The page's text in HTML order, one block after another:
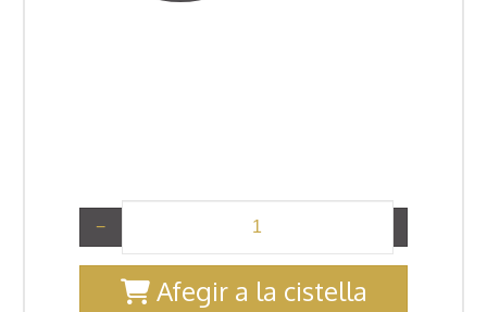
−
Afegir a la cistella